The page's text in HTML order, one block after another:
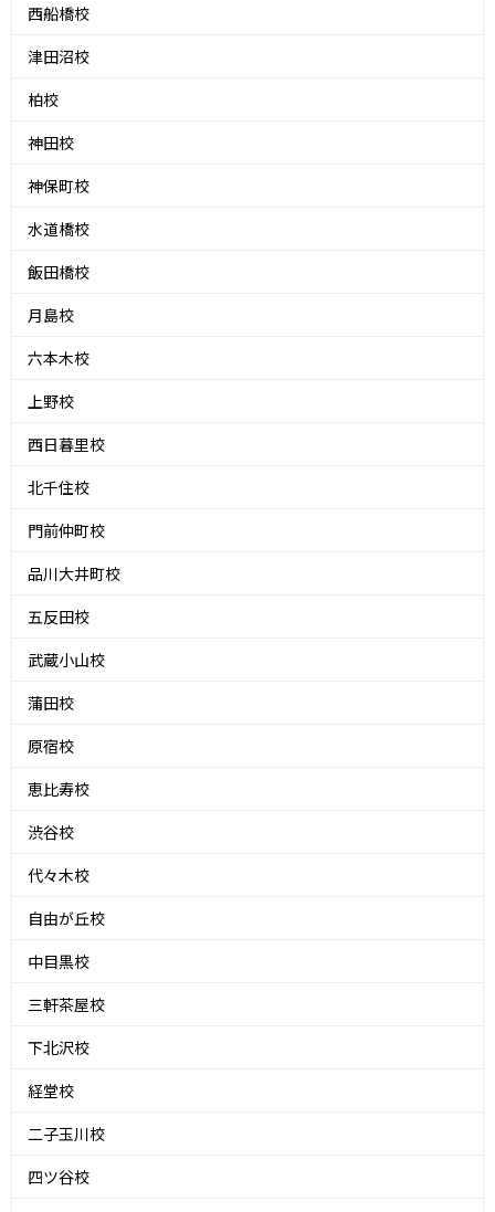
西船橋校
津田沼校
柏校
神田校
神保町校
水道橋校
飯田橋校
月島校
六本木校
上野校
西日暮里校
北千住校
門前仲町校
品川大井町校
五反田校
武蔵小山校
蒲田校
原宿校
恵比寿校
渋谷校
代々木校
自由が丘校
中目黒校
三軒茶屋校
下北沢校
経堂校
二子玉川校
四ツ谷校